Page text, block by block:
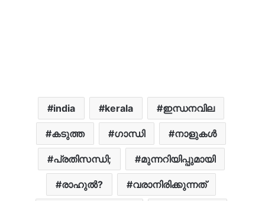
india kerala ഇന്ധനവില
കടുത്ത ഗാന്ധി നാളുകൾ
പ്രതിസന്ധി; മുന്നറിയിപ്പുമായി
രാഹുൽ? വരാനിരിക്കുന്നത്